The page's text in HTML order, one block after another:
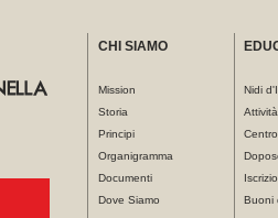
CHI SIAMO
Mission
Storia
Principi
Organigramma
Documenti
Dove Siamo
Nidi
Buoni